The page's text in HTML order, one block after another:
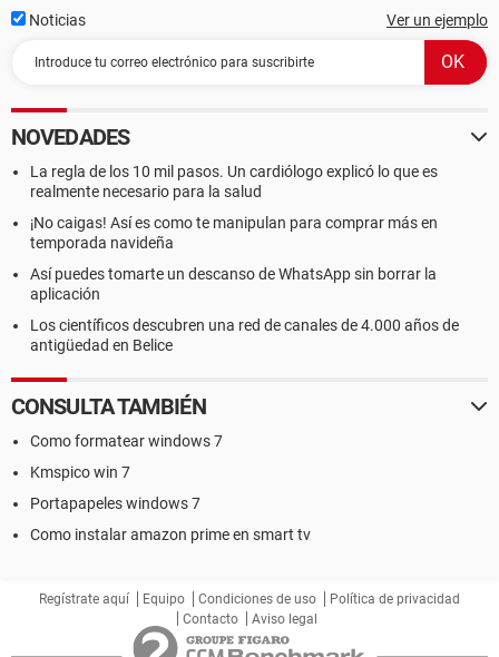
Noticias Ver un ejemplo
NOVEDADES
La regla de los 10 mil pasos. Un cardiólogo explicó lo que es
realmente necesario para la salud
¡No caigas! Así es como te manipulan para comprar más en
temporada navideña
Así puedes tomarte un descanso de WhatsApp sin borrar la
aplicación
Los científicos descubren una red de canales de 4.000 años de
antigüedad en Belice
CONSULTA TAMBIÉN
Como formatear windows 7
Kmspico win 7
Portapapeles windows 7
Como instalar amazon prime en smart tv
Regístrate aquí Equipo Condiciones de uso
Política de privacidad
Contacto
Aviso legal